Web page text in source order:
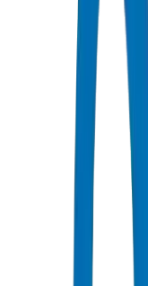
Accueil